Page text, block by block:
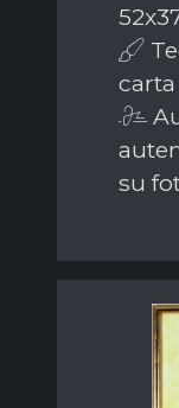
carta
su